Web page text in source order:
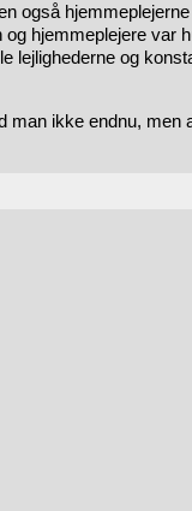
også
hjemmeplejere var
lejlighederne og
man ikke endnu, men